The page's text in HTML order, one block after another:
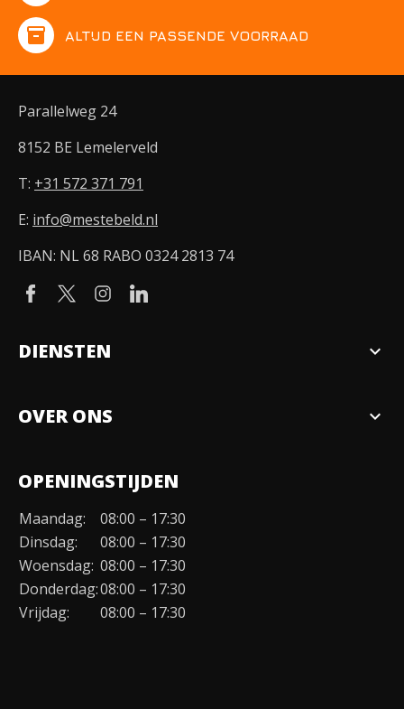
inventory ALTIJD EEN PASSENDE VOORRAAD
Parallelweg 24
8152 BE Lemelerveld
T: +31 572 371 791
E: info@mestebeld.nl
IBAN: NL 68 RABO 0324 2813 74
DIENSTEN expand_more
OVER ONS expand_more
Organisatie
Duurzaamheid
Werken bij
Contact
OPENINGSTIJDEN
Maandag:
08:00 – 17:30
Dinsdag:
08:00 – 17:30
Woensdag: 08:00 – 17:30
Donderdag:08:00 – 17:30
Vrijdag:
08:00 – 17:30